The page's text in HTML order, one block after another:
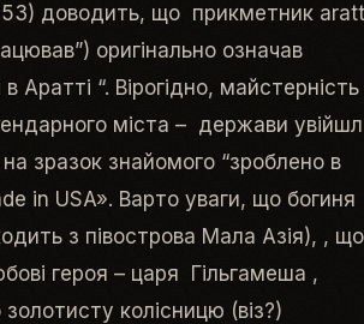
53) доводить, що прикметник
оригінально означав
Аратті “. Вірогідно, майстерність
міста – держави
зразок знайомого “зроблено в
in USA». Варто уваги, що богиня
з півострова Мала Азія), ,
героя – царя Гільгамеша ,
колісницю (віз?)